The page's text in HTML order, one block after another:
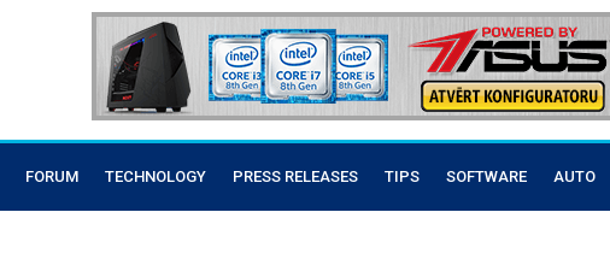
FORUM TECHNOLOGY PRESS RELEASES TIPS SOFTWARE AUTO